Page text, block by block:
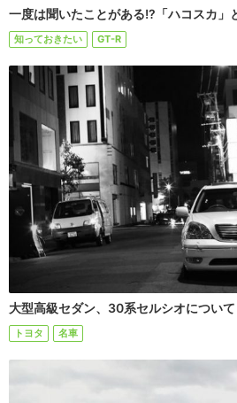
一度は聞いたことがある!?「ハコスカ」
知っておきたい GT-R
大型高級セダン、30系セルシオについて
トヨタ 名車